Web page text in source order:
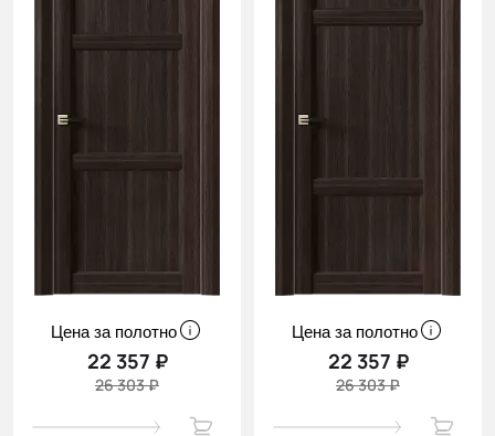
Цена за полотно
22 357 ₽
26 303 ₽
Цена за полотно
22 357 ₽
26 303 ₽